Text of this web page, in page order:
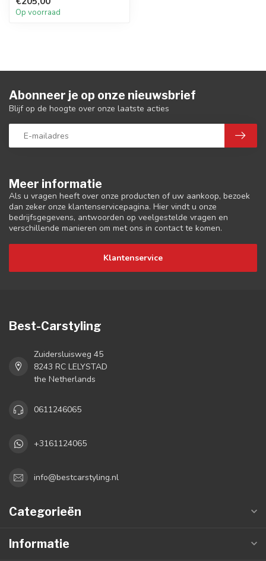
Op voorraad
Meer informatie
Als u vragen heeft over onze producten of uw aankoop, bezoek
dan zeker onze klantenservicepagina. Hier vindt u onze
bedrijfsgegevens, antwoorden op veelgestelde vragen en
verschillende manieren om met ons in contact te komen.
Klantenservice
Abonneer je op onze nieuwsbrief
Blijf op de hoogte over onze laatste acties
Best-Carstyling
Zuidersluisweg 45
8243 RC LELYSTAD
the Netherlands
0611246065
+3161124065
info@bestcarstyling.nl
Categorieën
Informatie